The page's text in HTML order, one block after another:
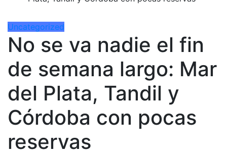
Uncategorized
No se va nadie el fin
de semana largo: Mar
del Plata, Tandil y
Córdoba con pocas
reservas